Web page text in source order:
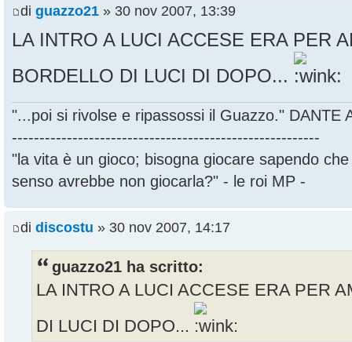
di guazzo21 » 30 nov 2007, 13:39
LA INTRO A LUCI ACCESE ERA PER
BORDELLO DI LUCI DI DOPO...
"...poi si rivolse e ripassossi il Guazzo." DANTE
--------------------------------------------------------
"la vita è un gioco; bisogna giocare sapendo
senso avrebbe non giocarla?" - le roi MP -
di discostu » 30 nov 2007, 14:17
guazzo21 ha scritto:
LA INTRO A LUCI ACCESE ERA PER
DI LUCI DI DOPO...